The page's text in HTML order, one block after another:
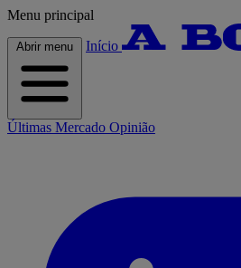
Menu principal
Abrir menu Início
Últimas Mercado Opinião